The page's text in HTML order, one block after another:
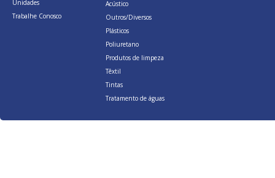
Unidades
Trabalhe Conosco
Acústico
Outros/Diversos
Plásticos
Poliuretano
Produtos de limpeza
Têxtil
Tintas
Tratamento de águas